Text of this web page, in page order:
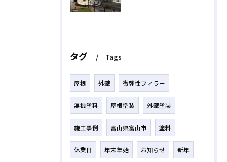
タグ Tags
屋根 外壁 微弾性フィラー
無機塗料 屋根塗装 外壁塗装
施工事例 富山県富山市 塗料
休業日 年末年始 お知らせ 新年